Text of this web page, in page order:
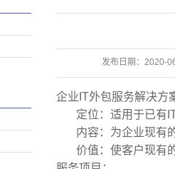
发布日期： 2020-
企业IT外包服务解决方
定位：适用于已有IT
内容：为企业现有的
价值：使客户现有的